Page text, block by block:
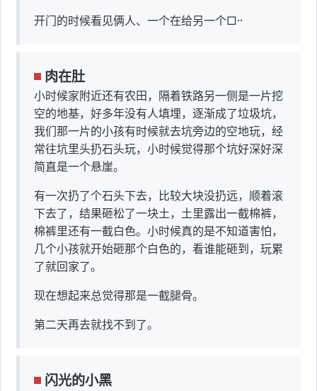
开门的时候看见俩人、一个在给另一个□··
肉在肚
小时候家附近还有农田，隔着铁路另一侧是一片挖
空的地基，好多年没有人填埋，逐渐成了垃圾坑，
我们那一片的小孩有时候就去坑旁边的空地玩，经
常往坑里头扔石头玩，小时候觉得那个坑好深好深
简直是一个悬崖。
有一次扔了个石头下去，比较大块没扔远，顺着滚
下去了，结果砸松了一块土，土里露出一截棉裤，
棉裤里还有一截白色。小时候真的是不知道害怕，
几个小孩就开始砸那个白色的，看谁能砸到，玩累
了就回家了。
现在想起来总觉得那是一截腿骨。
第二天再去就找不到了。
闪光的小黑